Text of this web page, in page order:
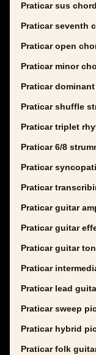
Praticar sus
Praticar seventh
Praticar open
Praticar minor
Praticar
Praticar shuffle
Praticar triplet
Praticar 6/8
Praticar
Praticar
Praticar guitar
Praticar guitar
Praticar guitar
Praticar
Praticar lead
Praticar sweep
Praticar hybrid
Praticar folk